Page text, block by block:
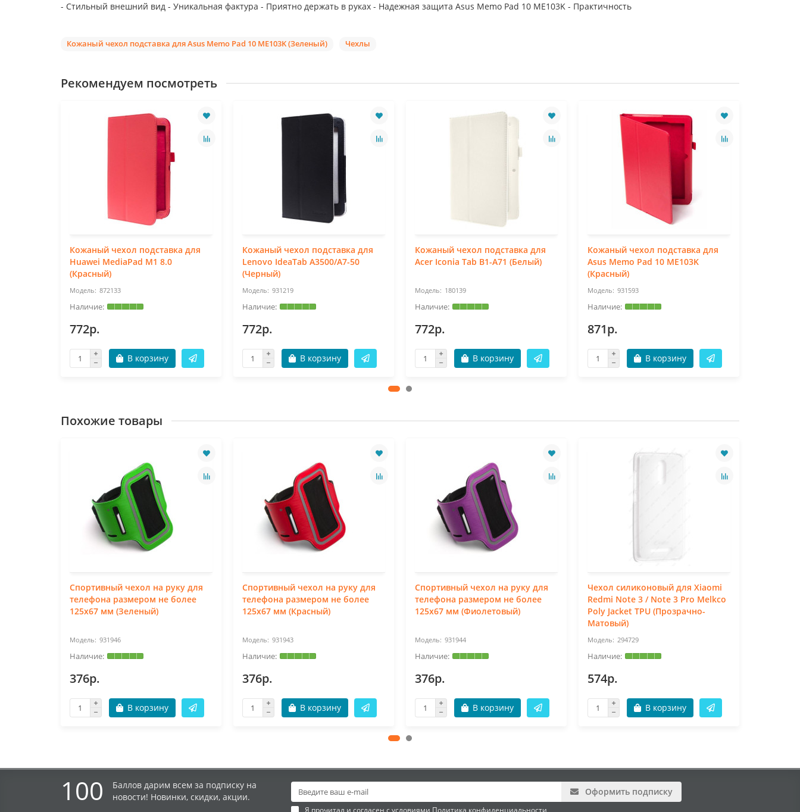
- Стильный внешний вид - Уникальная фактура - Приятно держать в руках - Надежная защита Asus Memo Pad 10 ME103K - Практичность
Кожаный чехол подставка для Asus Memo Pad 10 ME103K (Зеленый) Чехлы
Рекомендуем посмотреть
Кожаный чехол подставка для
Huawei MediaPad M1 8.0
(Красный)
872133
772р.
В корзину
Кожаный чехол подставка для
Lenovo IdeaTab A3500/A7-50
(Черный)
931219
772р.
В корзину
Кожаный чехол подставка для
Acer Iconia Tab B1-A71 (Белый)
180139
772р.
В корзину
Кожаный чехол подставка для
Asus Memo Pad 10 ME103K
(Красный)
931593
871р.
В корзину
Похожие товары
Спортивный чехол на руку для
телефона размером не более
125х67 мм (Зеленый)
931946
376р.
В корзину
Спортивный чехол на руку для
телефона размером не более
125х67 мм (Красный)
931943
376р.
В корзину
Спортивный чехол на руку для
телефона размером не более
125х67 мм (Фиолетовый)
931944
376р.
В корзину
Чехол силиконовый для Xiaomi
Redmi Note 3 / Note 3 Pro Melkco
Poly Jacket TPU (Прозрачно-
Матовый)
294729
574р.
В корзину
100
Баллов дарим всем за подписку на
новости! Новинки, скидки, акции.
Оформить подписку
Я прочитал и согласен с условиями Политика конфиденциальности